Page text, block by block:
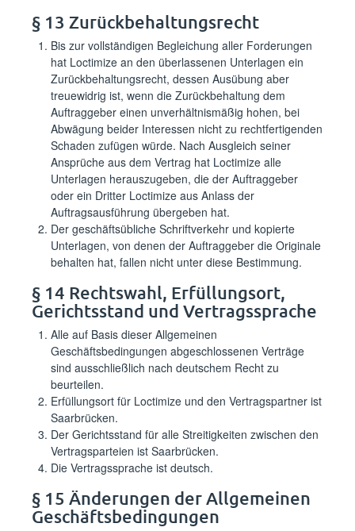
§ 13 Zurückbehaltungsrecht
Bis zur vollständigen Begleichung aller Forderungen
hat Loctimize an den überlassenen Unterlagen ein
Zurückbehaltungsrecht, dessen Ausübung aber
treuewidrig ist, wenn die Zurückbehaltung dem
Auftraggeber einen unverhältnismäßig hohen, bei
Abwägung beider Interessen nicht zu rechtfertigenden
Schaden zufügen würde. Nach Ausgleich seiner
Ansprüche aus dem Vertrag hat Loctimize alle
Unterlagen herauszugeben, die der Auftraggeber
oder ein Dritter Loctimize aus Anlass der
Auftragsausführung übergeben hat.
Der geschäftsübliche Schriftverkehr und kopierte
Unterlagen, von denen der Auftraggeber die Originale
behalten hat, fallen nicht unter diese Bestimmung.
§ 14 Rechtswahl, Erfüllungsort,
Gerichtsstand und Vertragssprache
Alle auf Basis dieser Allgemeinen
Geschäftsbedingungen abgeschlossenen Verträge
sind ausschließlich nach deutschem Recht zu
beurteilen.
Erfüllungsort für Loctimize und den Vertragspartner ist
Saarbrücken.
Der Gerichtsstand für alle Streitigkeiten zwischen den
Vertragsparteien ist Saarbrücken.
Die Vertragssprache ist deutsch.
§ 15 Änderungen der Allgemeinen
Geschäftsbedingungen